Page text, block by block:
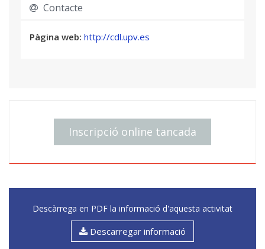
Contacte
Pàgina web: http://cdl.upv.es
Inscripció online tancada
Descàrrega en PDF la informació d'aquesta activitat
Descarregar informació